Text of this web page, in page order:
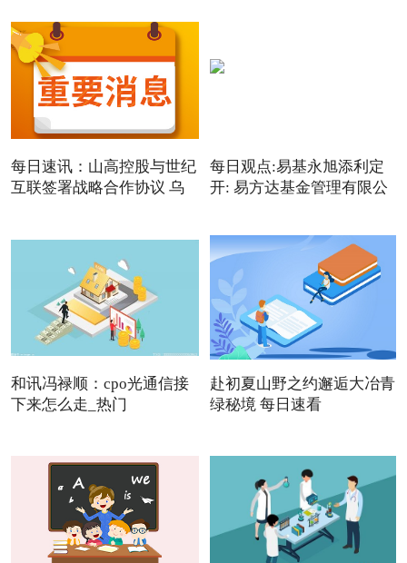
每日速讯：山高控股与世纪
互联签署战略合作协议 乌
每日观点:易基永旭添利定
开: 易方达基金管理有限公
和讯冯禄顺：cpo光通信接
下来怎么走_热门
赴初夏山野之约邂逅大冶青
绿秘境 每日速看